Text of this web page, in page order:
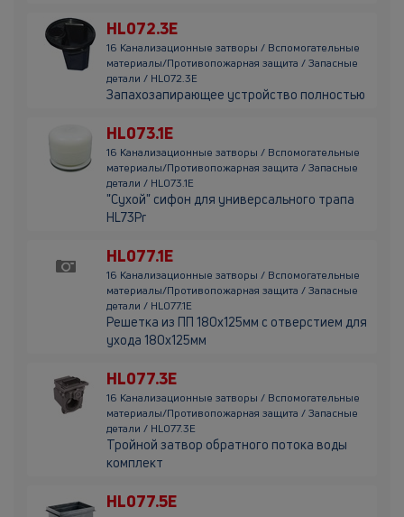
HL072.3E
16 Канализационные затворы / Вспомогательные
материалы/Противопожарная защита / Запасные
детали / HL072.3E
Запахозапирающее устройство полностью
HL073.1E
16 Канализационные затворы / Вспомогательные
материалы/Противопожарная защита / Запасные
детали / HL073.1E
"Сухой" сифон для универсального трапа
HL73Pr
HL077.1E
16 Канализационные затворы / Вспомогательные
материалы/Противопожарная защита / Запасные
детали / HL077.1E
Решетка из ПП 180х125мм с отверстием для
ухода 180х125мм
HL077.3E
16 Канализационные затворы / Вспомогательные
материалы/Противопожарная защита / Запасные
детали / HL077.3E
Тройной затвор обратного потока воды
комплект
HL077.5E